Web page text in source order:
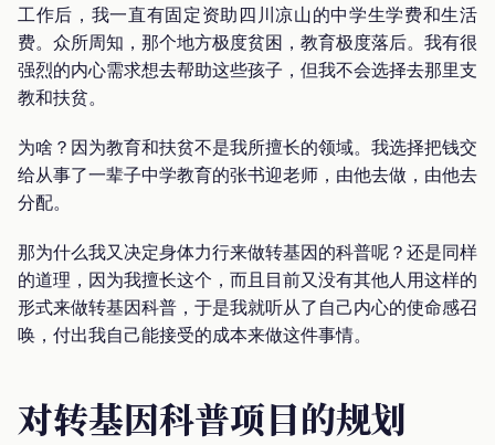
工作后，我一直有固定资助四川凉山的中学生学费和生活
费。众所周知，那个地方极度贫困，教育极度落后。我有很
强烈的内心需求想去帮助这些孩子，但我不会选择去那里支
教和扶贫。
为啥？因为教育和扶贫不是我所擅长的领域。我选择把钱交
给从事了一辈子中学教育的张书迎老师，由他去做，由他去
分配。
那为什么我又决定身体力行来做转基因的科普呢？还是同样
的道理，因为我擅长这个，而且目前又没有其他人用这样的
形式来做转基因科普，于是我就听从了自己内心的使命感召
唤，付出我自己能接受的成本来做这件事情。
对转基因科普项目的规划